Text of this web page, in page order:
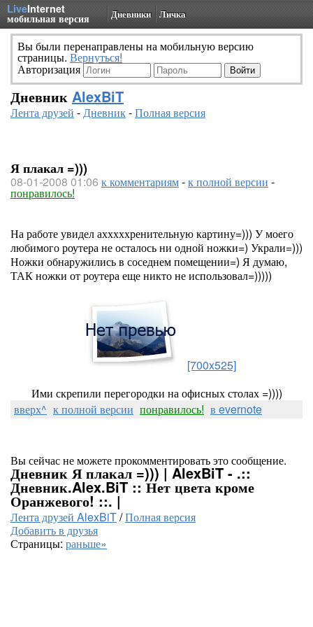
LiveInternet
мобильная версия Дневники Личка
Вы были перенаправлены на мобильную версию
страницы. Вернуться!
Авторизация
Дневник AlexBiT
Лента друзей -Дневник-Полная версия
Я плакал =)))
08-01-2008 01:06 к комментариям-к полной версии -
понравилось!
На работе увидел ахххххренительную картину=))) У моего
любимого роутера не осталось ни одной ножки=) Украли=)))
Ножки обнаружились в соседнем помещении=) Я думаю,
ТАК ножки от роутера еще никто не использовал=)))))
[700x525]
Ими скрепили перегородки на офисных столах =))))
вверх^ к полной версии понравилось! в evernote
Вы сейчас не можете прокомментировать это сообщение.
Дневник Я плакал =))) | AlexBiT - .::
Дневник.Alex.BiT :: Нет цвета кроме
Оранжевого! ::. |
Лента друзей AlexBiT/Полная версия
Добавить в друзья
Страницы: раньше»